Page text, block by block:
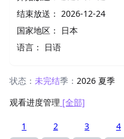
结束放送： 2026-12-24
国家地区：
日本
语言：
日语
状态： 未完结季： 2026 夏季
观看进度管理 [全部]
1 2 3 4